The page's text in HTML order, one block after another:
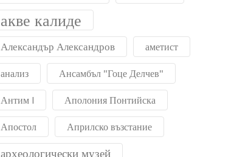
акве калиде
Александър Александров аметист
анализ Ансамбъл "Гоце Делчев"
Антим I Аполония Понтийска
Апостол Априлско възстание
археологически музей